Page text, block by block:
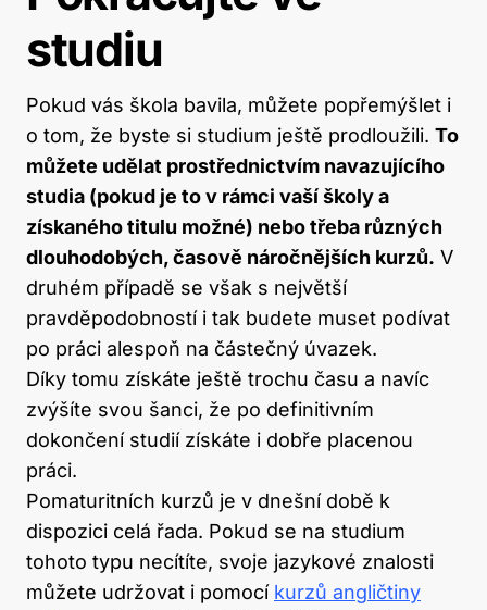
studiu
Pokud vás škola bavila, můžete popřemýšlet i
o tom, že byste si studium ještě prodloužili. To
můžete udělat prostřednictvím navazujícího
studia (pokud je to v rámci vaší školy a
získaného titulu možné) nebo třeba různých
dlouhodobých, časově náročnějších kurzů. V
druhém případě se však s největší
pravděpodobností i tak budete muset podívat
po práci alespoň na částečný úvazek.
Díky tomu získáte ještě trochu času a navíc
zvýšíte svou šanci, že po definitivním
dokončení studií získáte i dobře placenou
práci.
Pomaturitních kurzů je v dnešní době k
dispozici celá řada. Pokud se na studium
tohoto typu necítíte, svoje jazykové znalosti
můžete udržovat i pomocí kurzů angličtiny